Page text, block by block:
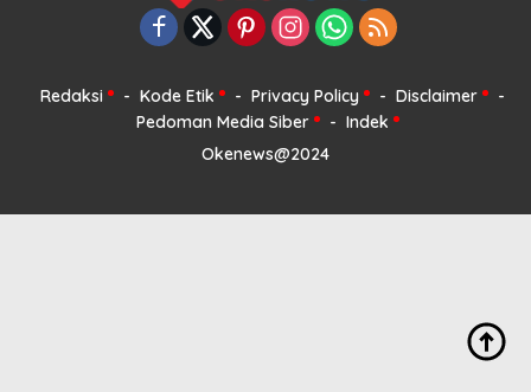
Redaksi Kode Etik Privacy Policy
Disclaimer
Pedoman Media Siber
Indek
Okenews@2024